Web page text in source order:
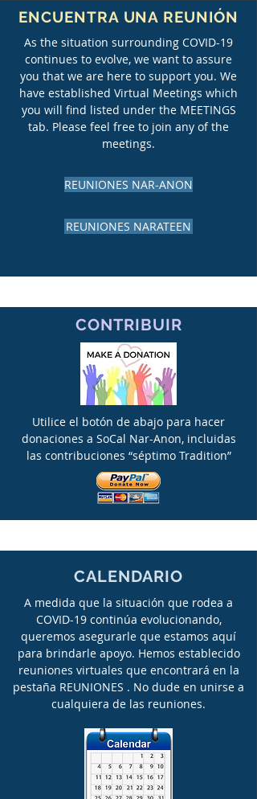
ENCUENTRA UNA REUNIÓN
As the situation surrounding COVID-19
continues to evolve, we want to assure
you that we are here to support you. We
have established Virtual Meetings which
you will find listed under the MEETINGS
tab. Please feel free to join any of the
meetings.
REUNIONES NAR-ANON
REUNIONES NARATEEN
CONTRIBUIR
Utilice el botón de abajo para hacer
donaciones a SoCal Nar-Anon, incluidas
las contribuciones “séptimo Tradition”
CALENDARIO
A medida que la situación que rodea a
COVID-19 continúa evolucionando,
queremos asegurarle que estamos aquí
para brindarle apoyo. Hemos establecido
reuniones virtuales que encontrará en la
pestaña REUNIONES . No dude en unirse a
cualquiera de las reuniones.